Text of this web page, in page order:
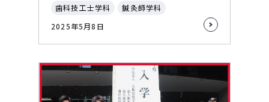
歯科技工士学科
鍼灸師学科
2025年5月8日